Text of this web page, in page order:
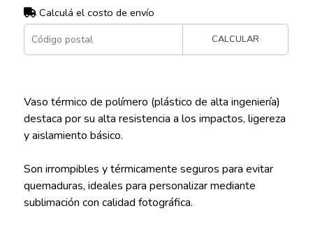
Calculá el costo de envío
CALCULAR
Vaso térmico de polímero (plástico de alta ingeniería)
destaca por su alta resistencia a los impactos, ligereza
y aislamiento básico.
Son irrompibles y térmicamente seguros para evitar
quemaduras, ideales para personalizar mediante
sublimación con calidad fotográfica.